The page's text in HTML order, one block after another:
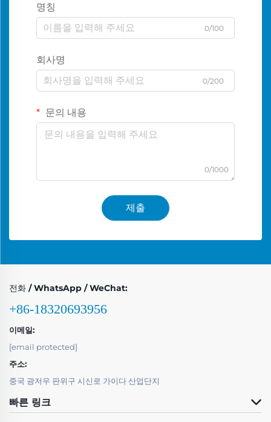
명칭
0/100
회사명
0/200
문의 내용
0/1000
제출
전화 / WhatsApp / WeChat:
+86-18320693956
이메일:
[email protected]
주소:
중국 광저우 판위구 시신로 가이다 산업단지
빠른 링크